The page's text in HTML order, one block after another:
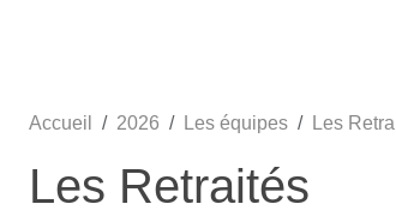
Accueil 2026 Les équipes Les
Les Retraités